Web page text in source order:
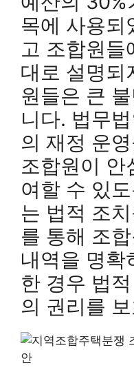
목에 사용되
고 조합원들
대로 설명되
원들은 큰
니다. 법무
의 재정 운
조합원이 안
여할 수 있
는 법적 조
를 통해 조
내역을 명확
한 경우 법
의 권리를